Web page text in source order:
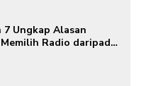
Ungkap Alasan
Radio daripada